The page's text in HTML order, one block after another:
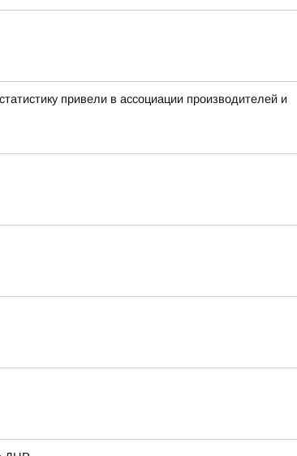
привели в ассоциации производителей и